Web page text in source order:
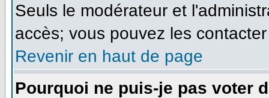
Seuls le modérateur et
accès; vous pouvez les
Revenir en haut de page
Pourquoi ne puis-je pas voter